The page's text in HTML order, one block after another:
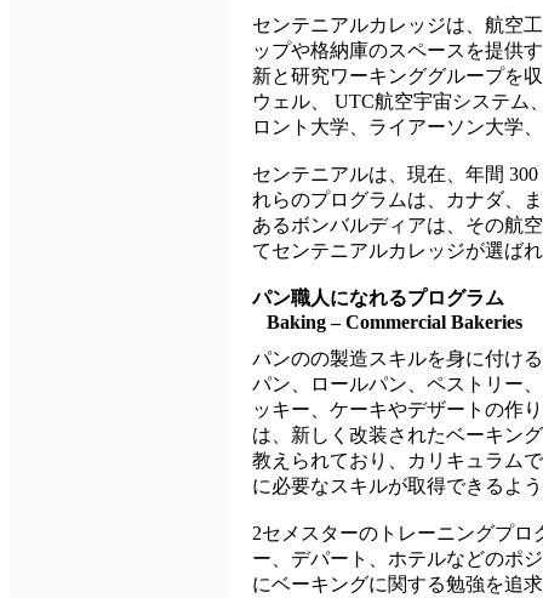
センテニアルカレッジは、航空
ップや格納庫のスペースを提供
新と研究ワーキンググループを
ウェル、 UTC航空宇宙システム
ロント大学、ライアーソン大学
センテニアルは、現在、年間
れらのプログラムは、カナダ、
あるボンバルディアは、その航
てセンテニアルカレッジが選ば
パン職人になれるプログラム
Baking – Commercial Bakeries
パンのの製造スキルを身に付け
パン、ロールパン、ペストリー
ッキー、ケーキやデザートの作
は、新しく改装されたベーキン
教えられており、カリキュラム
に必要なスキルが取得できるよ
2セメスターのトレーニングプ
ー、デパート、ホテルなどのポ
にベーキングに関する勉強を追